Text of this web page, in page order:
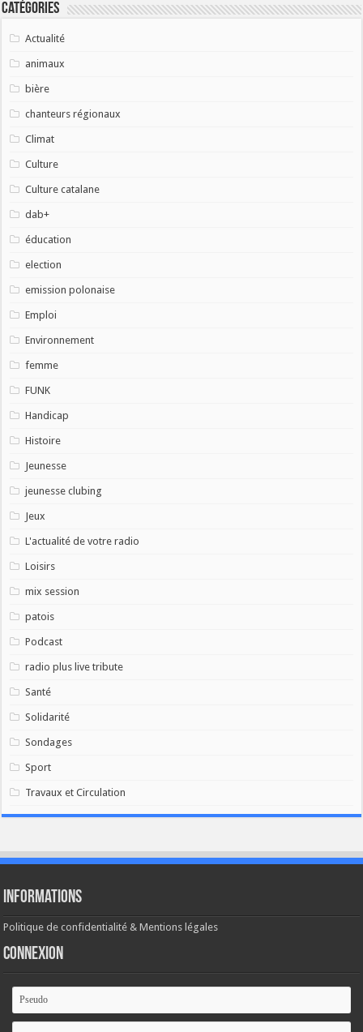
Catégories
Actualité
animaux
bière
chanteurs régionaux
Climat
Culture
Culture catalane
dab+
éducation
election
emission polonaise
Emploi
Environnement
femme
FUNK
Handicap
Histoire
Jeunesse
jeunesse clubing
Jeux
L'actualité de votre radio
Loisirs
mix session
patois
Podcast
radio plus live tribute
Santé
Solidarité
Sondages
Sport
Travaux et Circulation
Informations
Politique de confidentialité & Mentions légales
Connexion